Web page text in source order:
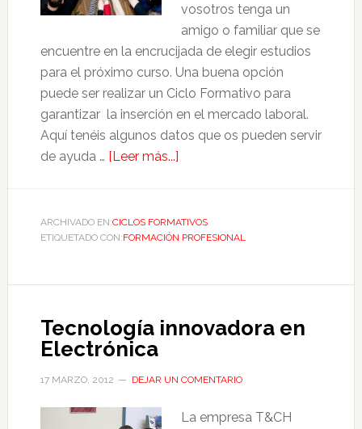
vosotros tenga un
amigo o familiar que se
encuentre en la encrucijada de elegir estudios
para el próximo curso. Una buena opción
puede ser realizar un Ciclo Formativo para
garantizar la inserción en el mercado laboral.
Aquí tenéis algunos datos que os pueden servir
de ayuda … [Leer más...]
ARCHIVADO EN:CICLOS FORMATIVOS
ETIQUETADO CON:FORMACIÓN PROFESIONAL
Tecnología innovadora en
Electrónica
17 MARZO, 2012 DEJAR UN COMENTARIO
La empresa T&CH